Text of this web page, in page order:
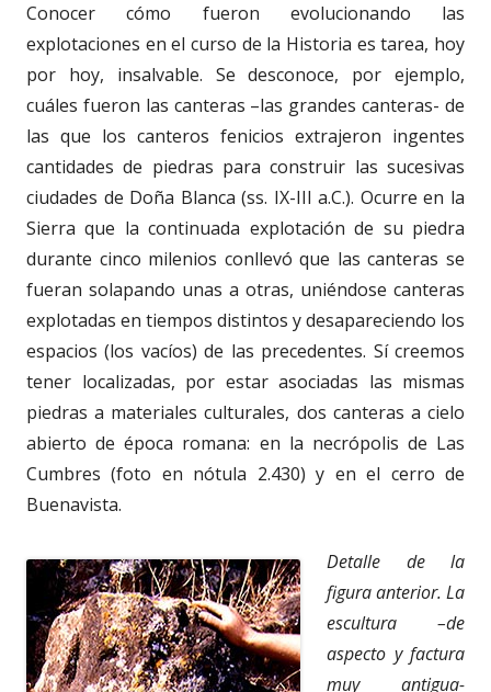
Conocer cómo fueron evolucionando las
explotaciones en el curso de la Historia es tarea, hoy
por hoy, insalvable. Se desconoce, por ejemplo,
cuáles fueron las canteras –las grandes canteras- de
las que los canteros fenicios extrajeron ingentes
cantidades de piedras para construir las sucesivas
ciudades de Doña Blanca (ss. IX-III a.C.). Ocurre en la
Sierra que la continuada explotación de su piedra
durante cinco milenios conllevó que las canteras se
fueran solapando unas a otras, uniéndose canteras
explotadas en tiempos distintos y desapareciendo los
espacios (los vacíos) de las precedentes. Sí creemos
tener localizadas, por estar asociadas las mismas
piedras a materiales culturales, dos canteras a cielo
abierto de época romana: en la necrópolis de Las
Cumbres (foto en nótula 2.430) y en el cerro de
Buenavista.
Detalle de la
figura anterior. La
escultura –de
aspecto y factura
muy antigua-